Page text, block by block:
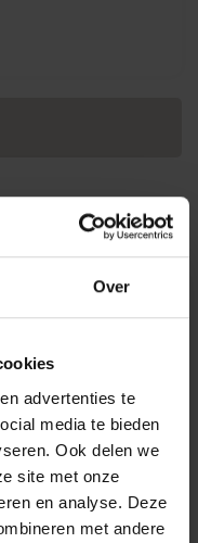
Over
advertenties te
media te bieden
Ook delen we
site met onze
en analyse. Deze
met andere
Reserva Sauvignon
Blanc